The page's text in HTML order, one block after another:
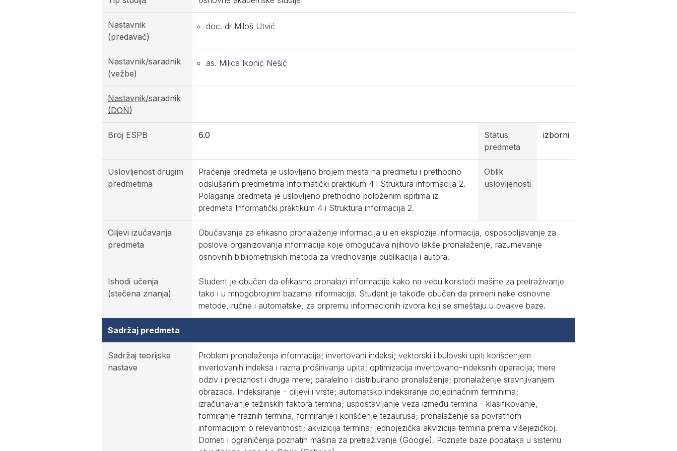
Nastavnik
(predavač)
doc. dr Miloš Utvić
Nastavnik/saradnik
(vežbe)
as. Milica Ikonić Nešić
Nastavnik/saradnik
(DON)
Broj ESPB 6.0
Status
predmeta
izborni
Uslovljenost drugim
predmetima
Praćenje predmeta je uslovljeno brojem mesta na predmetu i prethodno
odslušanim predmetima Informatički praktikum 4 i Struktura informacija 2.
Polaganje predmeta je uslovljeno prethodno položenim ispitima iz
predmeta Informatički praktikum 4 i Struktura informacija 2.
Oblik
uslovljenosti
Ciljevi izučavanja
predmeta
Obučavanje za efikasno pronalaženje informacija u eri eksplozije informacija, osposobljavanje za
poslove organizovanja informacija koje omogućava njihovo lakše pronalaženje, razumevanje
osnovnih bibliometrijskih metoda za vrednovanje publikacija i autora.
Ishodi učenja
(stečena znanja)
Student je obučen da efikasno pronalazi informacije kako na vebu koristeći mašine za pretraživanje
tako i u mnogobrojnim bazama informacija. Student je takođe obučen da primeni neke osnovne
metode, ručne i automatske, za pripremu informacionih izvora koji se smeštaju u ovakve baze.
Sadržaj predmeta
Sadržaj teorijske
nastave
Problem pronalaženja informacija; invertovani indeksi; vektorski i bulovski upiti korišćenjem
invertovanih indeksa i razna proširivanja upita; optimizacija invertovano-indeksnih operacija; mere
odziv i preciznost i druge mere; paralelno i distribuirano pronalaženje; pronalaženje sravnjivanjem
obrazaca. Indeksiranje - ciljevi i vrste; automatsko indeksiranje pojedinačnim terminima;
izračunavanje težinskih faktora termina; uspostavljanje veza između termina - klasifikovanje,
formiranje fraznih termina, formiranje i korišćenje tezaurusa; pronalaženje sa povratnom
informacijom o relevantnosti; akvizicija termina; jednojezička akvizicija termina prema višejezičkoj.
Dometi i ograničenja poznatih mašina za pretraživanje (Google). Poznate baze podataka u sistemu